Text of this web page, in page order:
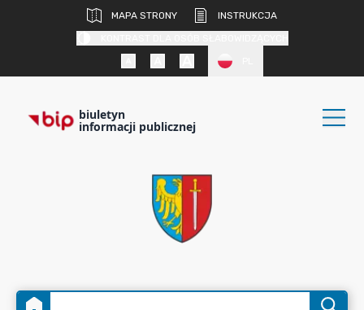
MAPA STRONY
INSTRUKCJA
biuletyn
informacji publicznej